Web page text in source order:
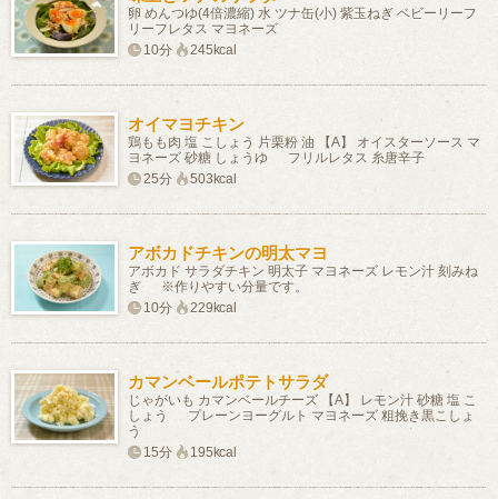
卵 めんつゆ(4倍濃縮) 水 ツナ缶(小) 紫玉ねぎ ベビーリーフ
リーフレタス マヨネーズ
10分
245kcal
オイマヨチキン
鶏もも肉 塩 こしょう 片栗粉 油 【A】 オイスターソース マ
ヨネーズ 砂糖 しょうゆ フリルレタス 糸唐辛子
25分
503kcal
アボカドチキンの明太マヨ
アボカド サラダチキン 明太子 マヨネーズ レモン汁 刻みね
ぎ ※作りやすい分量です。
10分
229kcal
カマンベールポテトサラダ
じゃがいも カマンベールチーズ 【A】 レモン汁 砂糖 塩 こ
しょう プレーンヨーグルト マヨネーズ 粗挽き黒こしょ
う
15分
195kcal